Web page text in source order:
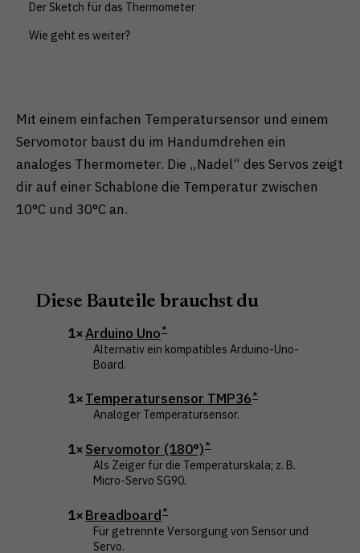
Mit einem einfachen Temperatursensor und einem
Servomotor baust du im Handumdrehen ein
analoges Thermometer. Die „Nadel“ des Servos zeigt
dir auf einer Schablone die Temperatur zwischen
10°C und 30°C an.
Diese Bauteile brauchst du
1×Arduino Uno
Alternativ ein kompatibles Arduino-Uno-
Board.
1×Temperatursensor TMP36
Analoger Temperatursensor.
1×Servomotor (180°)
Als Zeiger für die Temperaturskala; z. B.
Micro-Servo SG90.
1×Breadboard
Für getrennte Versorgung von Sensor und
Servo.
Der Sketch für das Thermometer
Wie geht es weiter?
Zurück Nur essenzielle Cookies akzeptieren
Cookie-Informationen anzeigen
Externe Medien (1)
Inhalte von Videoplattformen und Social-Media-
Plattformen werden standardmäßig blockiert. Wenn
Datenschutzerklärung